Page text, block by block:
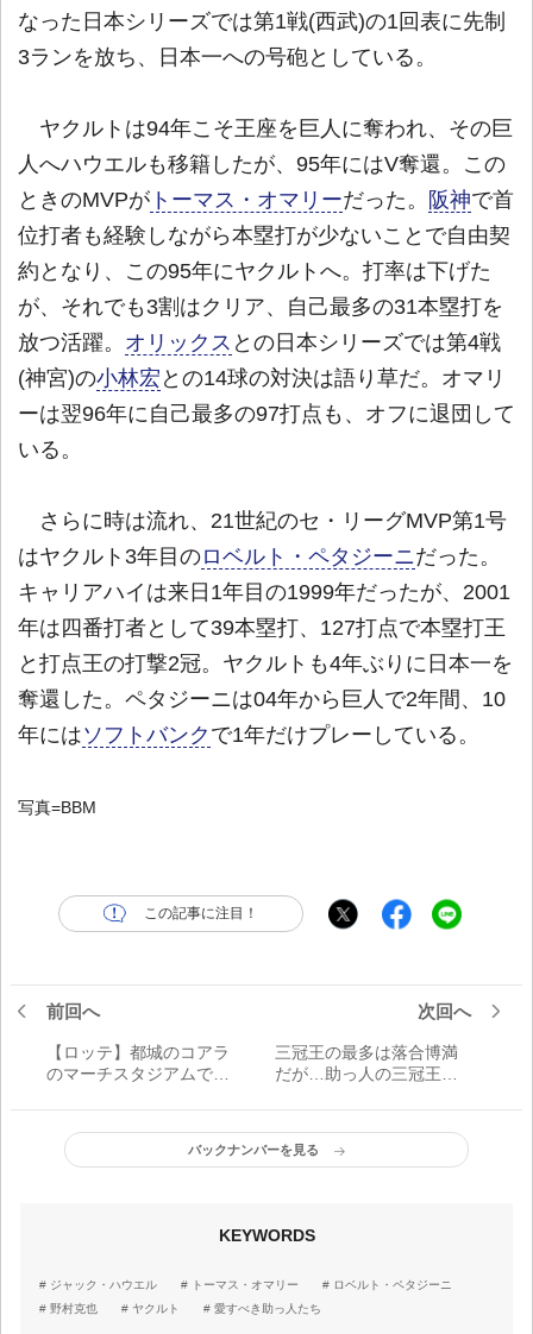
なった日本シリーズでは第1戦(西武)の1回表に先制
3ランを放ち、日本一への号砲としている。
ヤクルトは94年こそ王座を巨人に奪われ、その巨
人へハウエルも移籍したが、95年にはV奪還。この
ときのMVPが トーマス・オマリーだった。 阪神で首
位打者も経験しながら本塁打が少ないことで自由契
約となり、この95年にヤクルトへ。打率は下げた
が、それでも3割はクリア、自己最多の31本塁打を
放つ活躍。 オリックス との日本シリーズでは第4戦
(神宮)の小林宏 との14球の対決は語り草だ。オマリ
ーは翌96年に自己最多の97打点も、オフに退団して
いる。
さらに時は流れ、21世紀のセ・リーグMVP第1号
はヤクルト3年目のロベルト・ペタジーニだった。
キャリアハイは来日1年目の1999年だったが、2001
年は四番打者として39本塁打、127打点で本塁打王
と打点王の打撃2冠。ヤクルトも4年ぶりに日本一を
奪還した。ペタジーニは04年から巨人で2年間、10
年にはソフトバンク で1年だけプレーしている。
写真=BBM
この記事に注目！
前回へ
【ロッテ】都城のコアラ
のマーチスタジアムでバ
ラのマーチ』をプレゼン
次回へ
三冠王の最多は落合博満
だが…助っ人の三冠王
バースの85年【愛すべき
助っ人たち】
バックナンバーを見る
KEYWORDS
ジャック・ハウエル トーマス・オマリー
ロベルト・ペタジーニ
野村克也
ヤクルト 愛すべき助っ人たち